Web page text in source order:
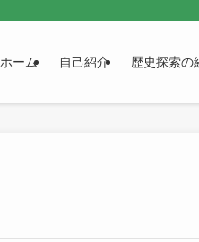
ホーム 自己紹介 歴史探索の